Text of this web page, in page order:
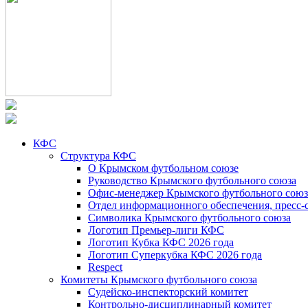
КФС
Структура КФС
О Крымском футбольном союзе
Руководство Крымского футбольного союза
Офис-менеджер Крымского футбольного
Отдел информационного обеспечения, пресс-
Символика Крымского футбольного союза
Логотип Премьер-лиги КФС
Логотип Кубка КФС 2026 года
Логотип Суперкубка КФС 2026 года
Respect
Комитеты Крымского футбольного союза
Судейско-инспекторский комитет
Контрольно-дисциплинарный комитет